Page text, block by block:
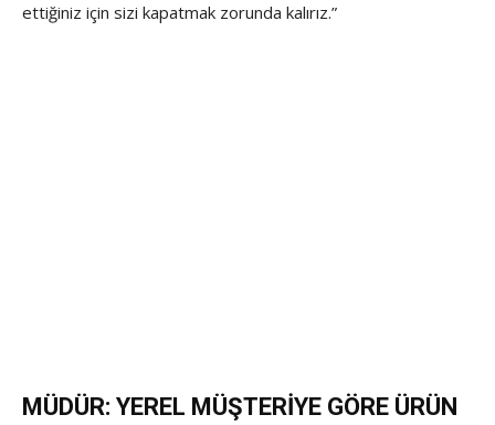
ettiğiniz için sizi kapatmak zorunda kalırız.”
MÜDÜR: YEREL MÜŞTERİYE GÖRE ÜRÜN